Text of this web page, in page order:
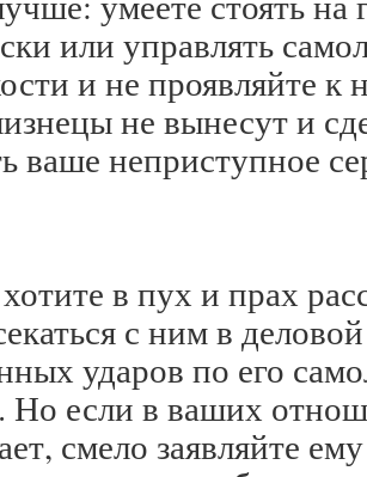
или управлять
и не проявляйте к
не вынесут и
ваше неприступное
в пух и прах
с ним в
ударов по его
Но если в ваших
смело заявляйте